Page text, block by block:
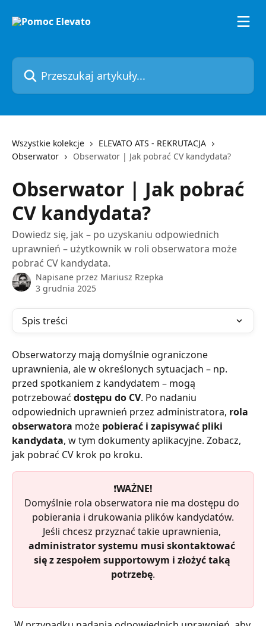
Przeszukaj artykuły...
Wszystkie kolekcje
ELEVATO ATS - REKRUTACJA
Obserwator
Obserwator | Jak pobrać CV kandydata?
Obserwator | Jak pobrać
CV kandydata?
Dowiedz się, jak – po uzyskaniu odpowiednich
uprawnień – użytkownik w roli obserwatora może
pobrać CV kandydata.
Napisane przez Mariusz Rzepka
3 grudnia 2025
Spis treści
Obserwatorzy mają domyślnie ograniczone
uprawnienia, ale w określonych sytuacjach – np.
przed spotkaniem z kandydatem – mogą
potrzebować dostępu do CV. Po nadaniu
odpowiednich uprawnień przez administratora, rola
obserwatora może pobierać i zapisywać pliki
kandydata, w tym dokumenty aplikacyjne. Zobacz,
jak pobrać CV krok po kroku.
❗️WAŻNE!
Domyślnie rola obserwatora nie ma dostępu do
pobierania i drukowania plików kandydatów.
Jeśli chcesz przyznać takie uprawnienia,
administrator systemu musi skontaktować
się z zespołem supportowym i złożyć taką
potrzebę.